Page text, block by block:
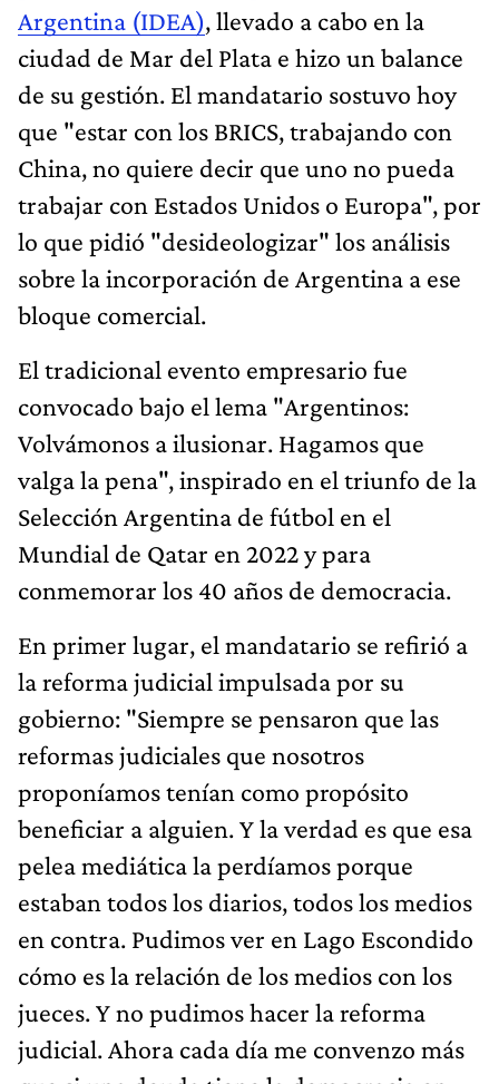
Argentina (IDEA), llevado a cabo en la
ciudad de Mar del Plata e hizo un balance
de su gestión. El mandatario sostuvo hoy
que "estar con los BRICS, trabajando con
China, no quiere decir que uno no pueda
trabajar con Estados Unidos o Europa", por
lo que pidió "desideologizar" los análisis
sobre la incorporación de Argentina a ese
bloque comercial.
El tradicional evento empresario fue
convocado bajo el lema "Argentinos:
Volvámonos a ilusionar. Hagamos que
valga la pena", inspirado en el triunfo de la
Selección Argentina de fútbol en el
Mundial de Qatar en 2022 y para
conmemorar los 40 años de democracia.
En primer lugar, el mandatario se refirió a
la reforma judicial impulsada por su
gobierno: "Siempre se pensaron que las
reformas judiciales que nosotros
proponíamos tenían como propósito
beneficiar a alguien. Y la verdad es que esa
pelea mediática la perdíamos porque
estaban todos los diarios, todos los medios
en contra. Pudimos ver en Lago Escondido
cómo es la relación de los medios con los
jueces. Y no pudimos hacer la reforma
judicial. Ahora cada día me convenzo más